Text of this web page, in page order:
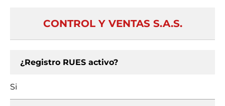
CONTROL Y VENTAS S.A.S.
¿Registro RUES activo?
Si